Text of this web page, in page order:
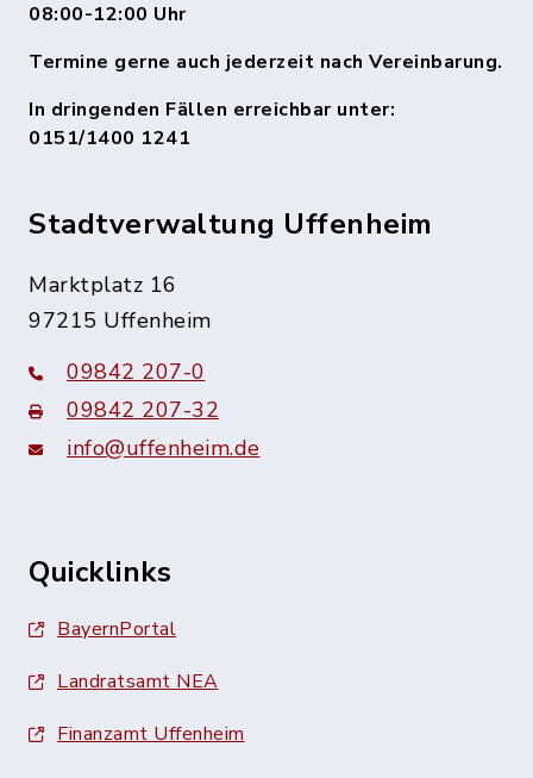
08:00-12:00 Uhr
Termine gerne auch jederzeit nach Vereinbarung.
In dringenden Fällen erreichbar unter:
0151/1400 1241
Stadtverwaltung Uffenheim
Marktplatz 16
97215 Uffenheim
09842 207-0
09842 207-32
info@uffenheim.de
Quicklinks
BayernPortal
Landratsamt NEA
Finanzamt Uffenheim